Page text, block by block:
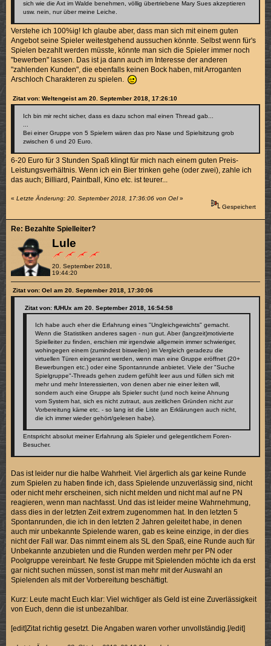
sich wie die Axt im Walde benehmen, völlig übertriebene Mary Sues akzeptieren
usw. nein, nur über meine Leiche.
Verstehe ich 100%ig! Ich glaube aber, dass man sich mit einem guten
Angebot seine Spieler weitestgehend aussuchen könnte. Selbst wenn für's
Spielen bezahlt werden müsste, könnte man sich die Spieler immer noch
"bewerben" lassen. Das ist ja dann auch im Interesse der anderen
"zahlenden Kunden", die ebenfalls keinen Bock haben, mit Arroganten
Arschloch Charakteren zu spielen.
Zitat von: Weltengeist am 20. September 2018, 17:26:10
Ich bin mir recht sicher, dass es dazu schon mal einen Thread gab...
Bei einer Gruppe von 5 Spielern wären das pro Nase und Spielsitzung grob
zwischen 6 und 20 Euro.
6-20 Euro für 3 Stunden Spaß klingt für mich nach einem guten Preis-
Leistungsverhältnis. Wenn ich ein Bier trinken gehe (oder zwei), zahle ich
das auch; Billiard, Paintball, Kino etc. ist teurer...
«Letzte Änderung: 20. September 2018, 17:36:06 von Oel»
Gespeichert
Lule
20. September 2018,
19:44:20
Re: Bezahlte Spielleiter?
Zitat von: Oel am 20. September 2018, 17:30:06
Zitat von: fUHUx am 20. September 2018, 16:54:58
Ich habe auch eher die Erfahrung eines "Ungleichgewichts" gemacht.
Wenn die Statistiken anderes sagen - nun gut. Aber (langzeit)motivierte
Spielleiter zu finden, erschien mir irgendwie allgemein immer schwieriger,
wohingegen einem (zumindest bisweilen) im Vergleich geradezu die
virtuellen Türen eingerannt werden, wenn man eine Gruppe eröffnet (20+
Bewerbungen etc.) oder eine Spontanrunde anbietet. Viele der "Suche
Spielgruppe"-Threads gehen zudem gefühlt leer aus und füllen sich mit
mehr und mehr Interessierten, von denen aber nie einer leiten will,
sondern auch eine Gruppe als Spieler sucht (und noch keine Ahnung
vom System hat, sich es nicht zutraut, aus zeitlichen Gründen nicht zur
Vorbereitung käme etc. - so lang ist die Liste an Erklärungen auch nicht,
die ich immer wieder gehört/gelesen habe).
Entspricht absolut meiner Erfahrung als Spieler und gelegentlichem Foren-
Besucher.
Das ist leider nur die halbe Wahrheit. Viel ärgerlich als gar keine Runde
zum Spielen zu haben finde ich, dass Spielende unzuverlässig sind, nicht
oder nicht mehr erscheinen, sich nicht melden und nicht mal auf ne PN
reagieren, wenn man nachfasst. Und das ist leider meine Wahrnehmung,
dass dies in der letzten Zeit extrem zugenommen hat. In den letzten 5
Spontanrunden, die ich in den letzten 2 Jahren geleitet habe, in denen
auch mir unbekannte Spielende waren, gab es keine einzige, in der dies
nicht der Fall war. Das nimmt einem als SL den Spaß, eine Runde auch für
Unbekannte anzubieten und die Runden werden mehr per PN oder
Poolgruppe vereinbart. Ne feste Gruppe mit Spielenden möchte ich da erst
gar nicht suchen müssen, sonst ist man mehr mit der Auswahl an
Spielenden als mit der Vorbereitung beschäftigt.
Kurz: Leute macht Euch klar: Viel wichtiger als Geld ist eine Zuverlässigkeit
von Euch, denn die ist unbezahlbar.
[edit]Zitat richtig gesetzt. Die Angaben waren vorher unvollständig.[/edit]